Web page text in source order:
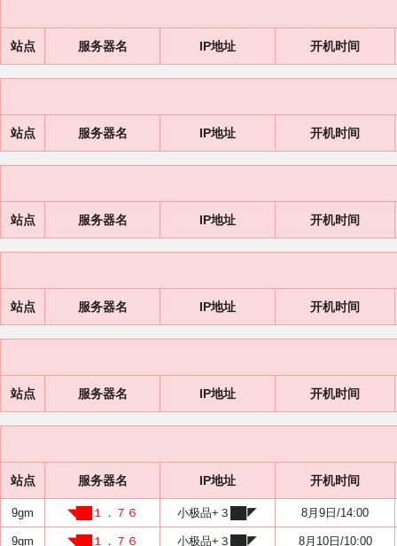
站点 服务器名 IP地址 开机时间
站点 服务器名 IP地址 开机时间
站点 服务器名 IP地址 开机时间
站点 服务器名 IP地址 开机时间
站点 服务器名 IP地址 开机时间
站点 服务器名 IP地址 开机时间
9gm ◥██１．７６ 小极品+３██◤ 8月9日/14:00
9gm ◥██１．７６ 小极品+３██◤ 8月10日/10:00